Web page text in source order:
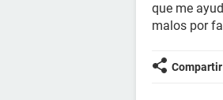
que me
malos por
Compartir